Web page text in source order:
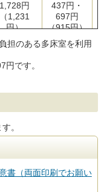
1,728円
（1,231
円）
437円・
697円
（915円）
担のある多床室を利用
円です。
。
書（両面印刷でお願い